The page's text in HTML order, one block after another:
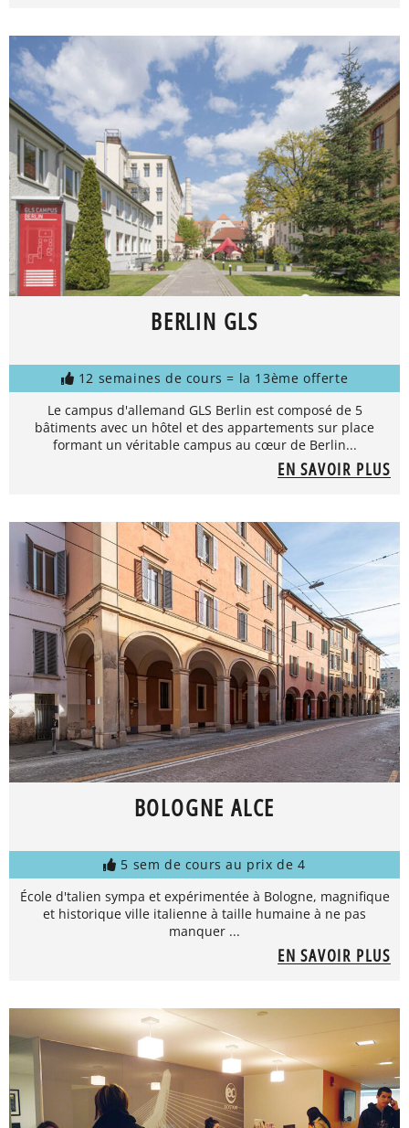
BERLIN GLS
12 semaines de cours = la 13ème offerte
Le campus d'allemand GLS Berlin est composé de 5
bâtiments avec un hôtel et des appartements sur place
formant un véritable campus au cœur de Berlin...
EN SAVOIR PLUS
BOLOGNE ALCE
5 sem de cours au prix de 4
École d'talien sympa et expérimentée à Bologne, magnifique
et historique ville italienne à taille humaine à ne pas
manquer ...
EN SAVOIR PLUS